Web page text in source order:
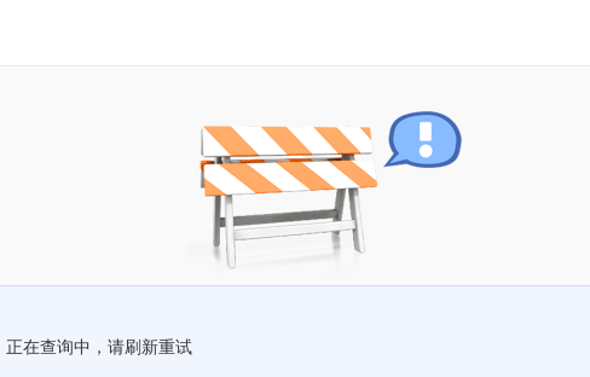
正在查询中，请刷新重试